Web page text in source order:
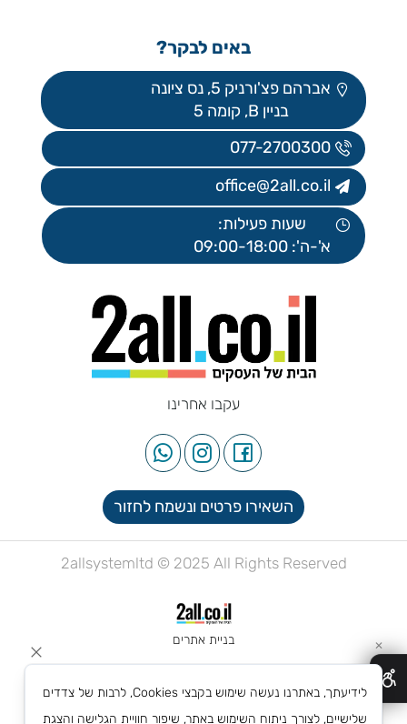
באים לבקר?
אברהם פצ'ורניק 5, נס ציונה
בניין B, קומה 5
077-2700300
office@2all.co.il
שעות פעילות:
א'-ה': 09:00-18:00
עקבו אחרינו
השאירו פרטים ונשמח לחזור
2allsystemltd © 2025 All Rights Reserved
בניית אתרים ✕
לידיעתך, באתרנו נעשה שימוש בקבצי Cookies, לרבות של צדדים
שלישיים, לצורך ניתוח השימוש באתר, שיפור חוויית הגלישה והצגת